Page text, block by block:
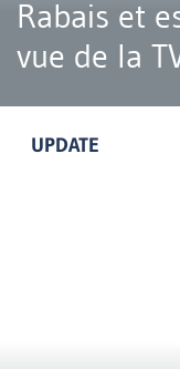
Rabais et
vue de la
UPDATE